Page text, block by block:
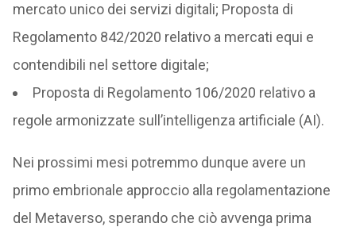
mercato unico dei servizi digitali; Proposta di
Regolamento 842/2020 relativo a mercati equi e
contendibili nel settore digitale;
Proposta di Regolamento 106/2020 relativo a
regole armonizzate sull’intelligenza artificiale (AI).
Nei prossimi mesi potremmo dunque avere un
primo embrionale approccio alla regolamentazione
del Metaverso, sperando che ciò avvenga prima